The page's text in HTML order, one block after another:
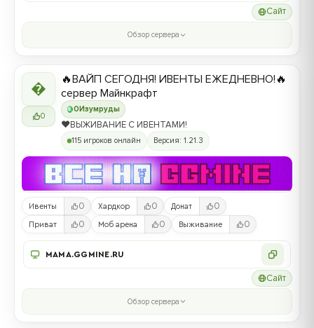
Сайт
Обзор сервера

0
0 Изумруды
🔥ВАЙП СЕГОДНЯ! ИВЕНТЫ ЕЖЕДНЕВНО!🔥
сервер Майнкрафт
❤️ВЫЖИВАНИЕ С ИВЕНТАМИ!
115 игроков онлайн Версия: 1.21.3
Ивенты 0 Хардкор 0 Донат 0
Приват 0 Моб арена 0 Выживание 0
MAMA.GGMINE.RU
Сайт
Обзор сервера